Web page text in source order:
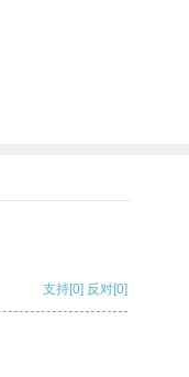
支持[0] 反对[0]